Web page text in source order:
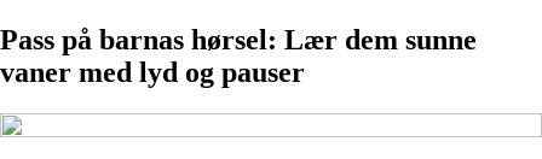
Pass på barnas hørsel: Lær dem sunne
vaner med lyd og pauser